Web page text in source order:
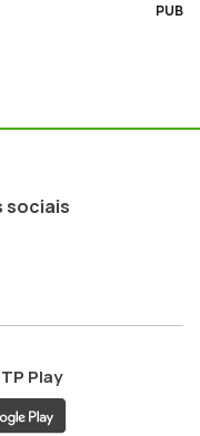
PUB
sociais
Play